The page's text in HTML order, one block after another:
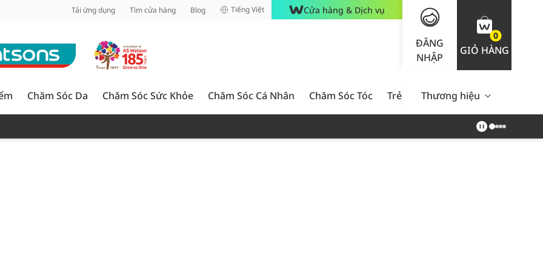
Tải ứng dụng Tìm cửa hàng Blog Tiếng Việt Cửa hàng & Dịch vụ
ĐĂNG
NHẬP
0
GIỎ HÀNG
Chăm Sóc Da Chăm Sóc Sức Khỏe Chăm Sóc Cá Nhân Chăm Sóc Tóc Trẻ Em Nam Giới Chăm Sóc
Thương hiệu